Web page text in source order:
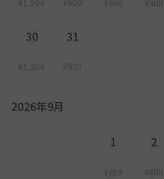
30
¥1,500
31
¥600
2026年9月
1
¥600
2
¥600